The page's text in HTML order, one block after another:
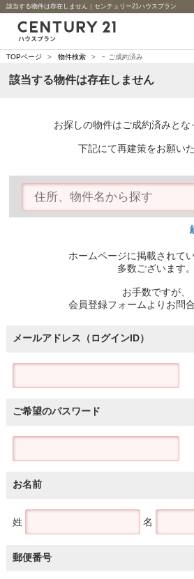
該当する物件は存在しません｜センチュリー21ハウスプラン
TOPページ > 物件検索 > - ご成約済み
該当する物件は存在しません
お探しの物件はご成約済みとな
下記にて再建策をお願いた
ホームページに掲載されて
多数ございます。
お手数ですが、
会員登録フォームよりお問
メールアドレス（ログインID）
ご希望のパスワード
お名前
姓 名
郵便番号